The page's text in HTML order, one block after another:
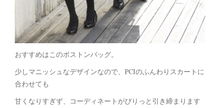
おすすめはこのボストンバッグ。
少しマニッシュなデザインなので、PCIのふんわりスカートに
合わせても
甘くなりすぎず、コーディネートがぴりっと引き締まります